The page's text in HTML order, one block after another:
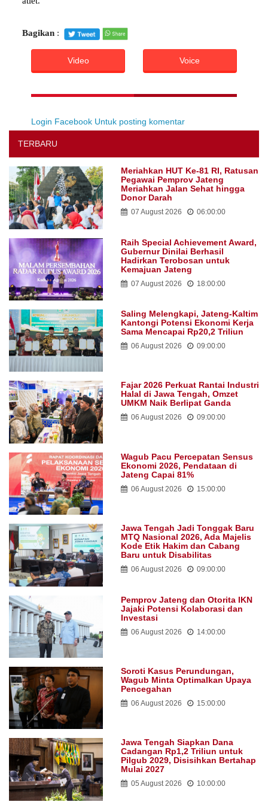
Bagikan :
Video Voice
Login Facebook Untuk posting komentar
TERBARU
Meriahkan HUT Ke-81 RI, Ratusan
Pegawai Pemprov Jateng
Meriahkan Jalan Sehat hingga
Donor Darah
07 August 2026 06:00:00
Raih Special Achievement Award,
Gubernur Dinilai Berhasil
Hadirkan Terobosan untuk
Kemajuan Jateng
07 August 2026 18:00:00
Saling Melengkapi, Jateng-Kaltim
Kantongi Potensi Ekonomi Kerja
Sama Mencapai Rp20,2 Triliun
06 August 2026 09:00:00
Fajar 2026 Perkuat Rantai Industri
Halal di Jawa Tengah, Omzet
UMKM Naik Berlipat Ganda
06 August 2026 09:00:00
Wagub Pacu Percepatan Sensus
Ekonomi 2026, Pendataan di
Jateng Capai 81%
06 August 2026 15:00:00
Jawa Tengah Jadi Tonggak Baru
MTQ Nasional 2026, Ada Majelis
Kode Etik Hakim dan Cabang
Baru untuk Disabilitas
06 August 2026 09:00:00
Pemprov Jateng dan Otorita IKN
Jajaki Potensi Kolaborasi dan
Investasi
06 August 2026 14:00:00
Soroti Kasus Perundungan,
Wagub Minta Optimalkan Upaya
Pencegahan
06 August 2026 15:00:00
Jawa Tengah Siapkan Dana
Cadangan Rp1,2 Triliun untuk
Pilgub 2029, Disisihkan Bertahap
Mulai 2027
05 August 2026 10:00:00